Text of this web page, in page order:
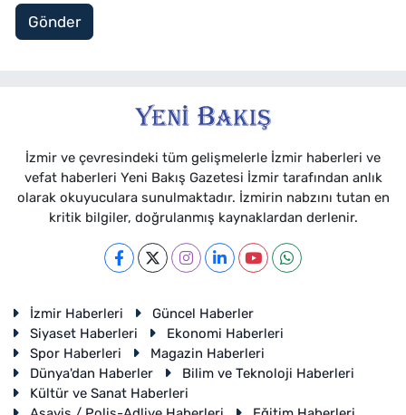
Gönder
İzmir ve çevresindeki tüm gelişmelerle İzmir haberleri ve
vefat haberleri Yeni Bakış Gazetesi İzmir tarafından anlık
olarak okuyuculara sunulmaktadır. İzmirin nabzını tutan en
kritik bilgiler, doğrulanmış kaynaklardan derlenir.
İzmir Haberleri
Güncel Haberler
Siyaset Haberleri
Ekonomi Haberleri
Spor Haberleri
Magazin Haberleri
Dünya'dan Haberler
Bilim ve Teknoloji Haberleri
Kültür ve Sanat Haberleri